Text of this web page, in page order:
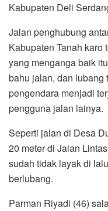
Kabupaten Deli
Jalan penghubung
Kabupaten Tanah karo
yang menganga baik
bahu jalan, dan lubang
pengendara menjadi
pengguna jalan lainya.
Seperti jalan di Desa
20 meter di Jalan
sudah tidak layak di
berlubang.
Parman Riyadi (46)